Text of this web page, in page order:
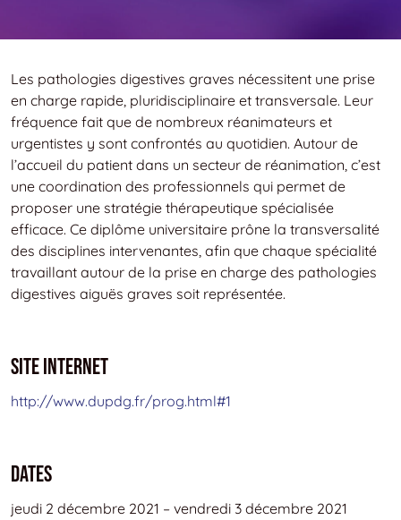
Les pathologies digestives graves nécessitent une prise
en charge rapide, pluridisciplinaire et transversale. Leur
fréquence fait que de nombreux réanimateurs et
urgentistes y sont confrontés au quotidien. Autour de
l’accueil du patient dans un secteur de réanimation, c’est
une coordination des professionnels qui permet de
proposer une stratégie thérapeutique spécialisée
efficace. Ce diplôme universitaire prône la transversalité
des disciplines intervenantes, afin que chaque spécialité
travaillant autour de la prise en charge des pathologies
digestives aiguës graves soit représentée.
Site Internet
http://www.dupdg.fr/prog.html#1
Dates
jeudi 2 décembre 2021 – vendredi 3 décembre 2021